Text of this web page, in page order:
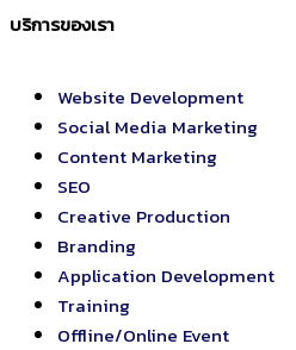
บริการของเรา
Website Development
Social Media Marketing
Content Marketing
SEO
Creative Production
Branding
Application Development
Training
Offline/Online Event